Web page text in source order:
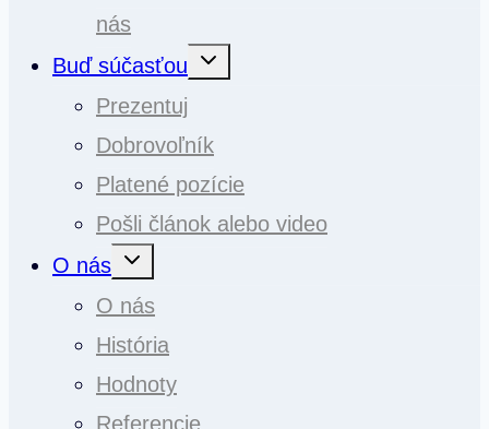
nás
Buď súčasťou
Toggle
Prezentuj
Dobrovoľník
Platené pozície
Pošli článok alebo video
O nás
Toggle
O nás
História
Hodnoty
Referencie